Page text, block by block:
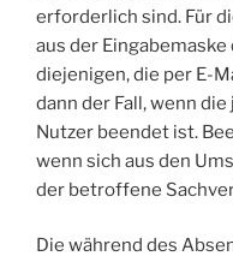
erforderlich sind. Für
aus der
diejenigen, die per E-
dann der Fall, wenn
Nutzer beendet ist.
wenn sich aus den
der betroffene
Die während des